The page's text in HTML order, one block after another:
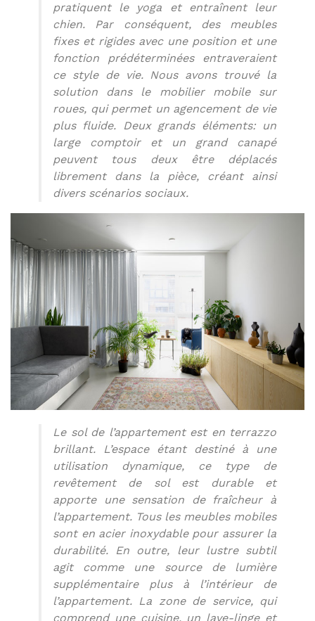
pratiquent le yoga et entraînent leur
chien. Par conséquent, des meubles
fixes et rigides avec une position et une
fonction prédéterminées entraveraient
ce style de vie. Nous avons trouvé la
solution dans le mobilier mobile sur
roues, qui permet un agencement de vie
plus fluide. Deux grands éléments: un
large comptoir et un grand canapé
peuvent tous deux être déplacés
librement dans la pièce, créant ainsi
divers scénarios sociaux.
Le sol de l’appartement est en terrazzo
brillant. L’espace étant destiné à une
utilisation dynamique, ce type de
revêtement de sol est durable et
apporte une sensation de fraîcheur à
l’appartement. Tous les meubles mobiles
sont en acier inoxydable pour assurer la
durabilité. En outre, leur lustre subtil
agit comme une source de lumière
supplémentaire plus à l’intérieur de
l’appartement. La zone de service, qui
comprend une cuisine, un lave-linge et